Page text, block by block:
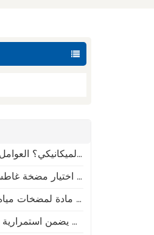
ما هو العمر الافتراضي للختم
كيفية اختيار مضخة
الماء، كيف يضمن